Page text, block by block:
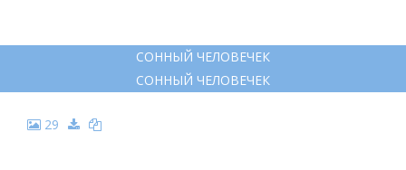
СОННЫЙ ЧЕЛОВЕЧЕК
СОННЫЙ ЧЕЛОВЕЧЕК
29